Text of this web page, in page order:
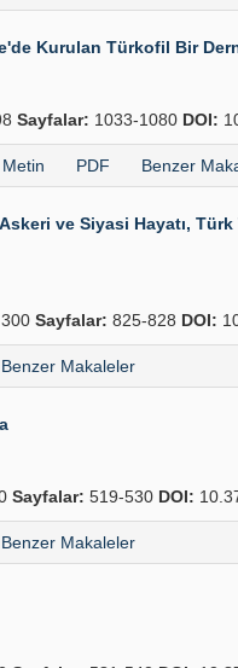
Kurulan Türkofil Bir
Sayfalar: 1033-1080 DOI:
PDF Benzer
ve Siyasi Hayatı,
Sayfalar: 825-828 DOI:
Benzer Makaleler
Sayfalar: 519-530 DOI:
Benzer Makaleler